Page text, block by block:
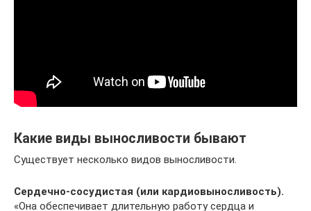
Какие виды выносливости бывают
Существует несколько видов выносливости.
Сердечно-сосудистая (или кардиовыносливость).
«Она обеспечивает длительную работу сердца и